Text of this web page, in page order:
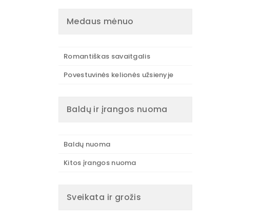
Medaus mėnuo
Romantiškas savaitgalis
Povestuvinės kelionės užsienyje
Baldų ir įrangos nuoma
Baldų nuoma
Kitos įrangos nuoma
Sveikata ir grožis